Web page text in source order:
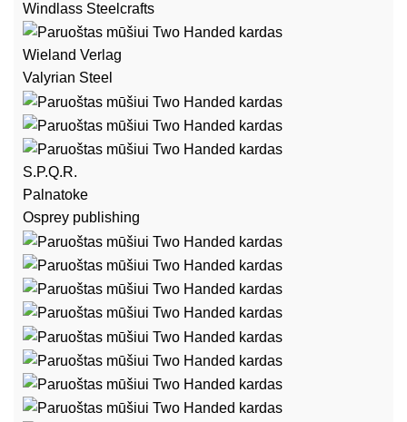
Windlass Steelcrafts
Wieland Verlag
Valyrian Steel
S.P.Q.R.
Palnatoke
Osprey publishing